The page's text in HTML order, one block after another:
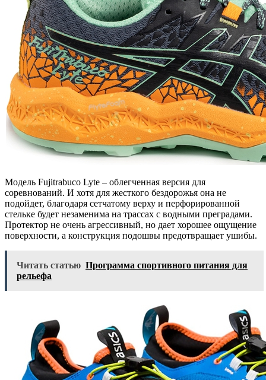
Модель Fujitrabuco Lyte – облегченная версия для
соревнований. И хотя для жесткого бездорожья она не
подойдет, благодаря сетчатому верху и перфорированной
стельке будет незаменима на трассах с водными преградами.
Протектор не очень агрессивный, но дает хорошее ощущение
поверхности, а конструкция подошвы предотвращает ушибы.
Читать статью Программа спортивного питания для
рельефа